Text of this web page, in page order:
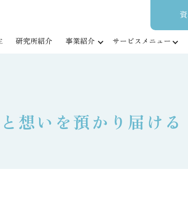
研究所紹介 事業紹介 サービスメニュー
想いを預かり届ける